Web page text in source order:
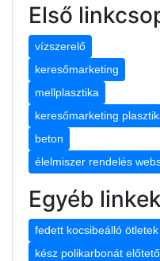
Első
vízszerelő
keresőmarketing
mellplasztika
keresőmarketing
beton
élelmiszer rendelés
Egyéb
fedett kocsibeálló ötletek
kész polikarbonát